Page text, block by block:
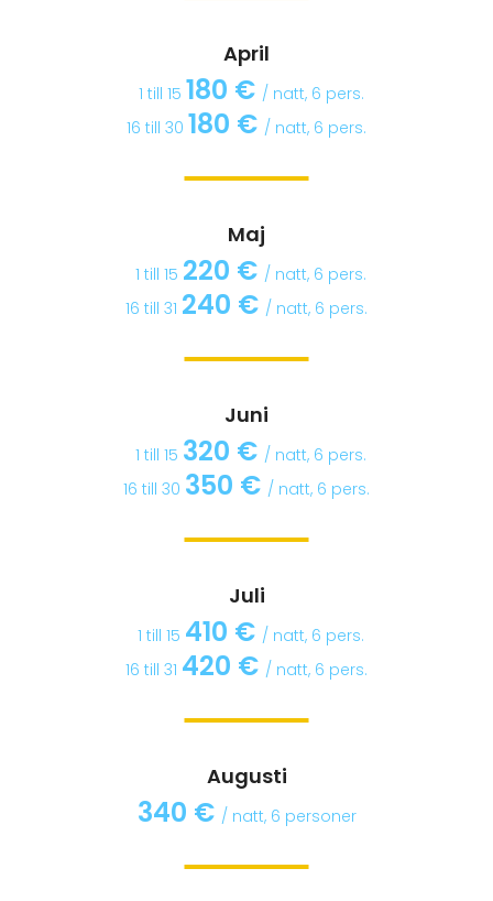
April
1 till 15 180 € / natt, 6 pers.
16 till 30 180 € / natt, 6 pers.
Maj
1 till 15 220 € / natt, 6 pers.
16 till 31 240 € / natt, 6 pers.
Juni
1 till 15 320 € / natt, 6 pers.
16 till 30 350 € / natt, 6 pers.
Juli
1 till 15 410 € / natt, 6 pers.
16 till 31 420 € / natt, 6 pers.
Augusti
340 € / natt, 6 personer